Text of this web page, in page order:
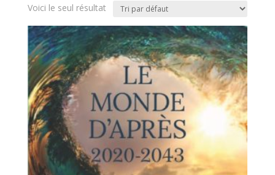
Voici le seul résultat